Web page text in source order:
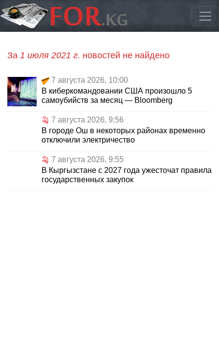
За 1 июля 2021 г. новостей не найдено
7 августа 2026, 10:00
В киберкомандовании США произошло 5
самоубийств за месяц — Bloomberg
7 августа 2026, 9:56
В городе Ош в некоторых районах временно
отключили электричество
7 августа 2026, 9:55
В Кыргызстане с 2027 года ужесточат правила
государственных закупок